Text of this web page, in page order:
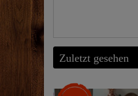
Zuletzt gesehen
-70%